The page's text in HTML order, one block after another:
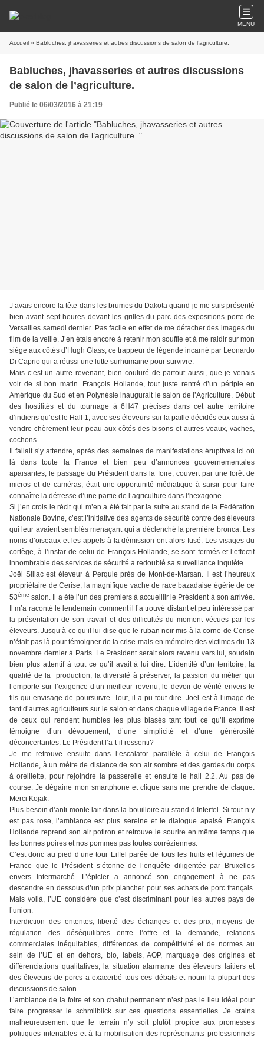
MENU
Accueil » Babluches, jhavasseries et autres discussions de salon de l’agriculture.
Babluches, jhavasseries et autres discussions
de salon de l’agriculture.
Publié le 06/03/2016 à 21:19
J’avais encore la tête dans les brumes du Dakota quand je me suis présenté
bien avant sept heures devant les grilles du parc des expositions porte de
Versailles samedi dernier. Pas facile en effet de me détacher des images du
film de la veille. J’en étais encore à retenir mon souffle et à me raidir sur mon
siège aux côtés d’Hugh Glass, ce trappeur de légende incarné par Leonardo
Di Caprio qui a réussi une lutte surhumaine pour survivre.
Mais c’est un autre revenant, bien couturé de partout aussi, que je venais
voir de si bon matin. François Hollande, tout juste rentré d’un périple en
Amérique du Sud et en Polynésie inaugurait le salon de l’Agriculture. Début
des hostilités et du tournage à 6H47 précises dans cet autre territoire
d’indiens qu’est le Hall 1, avec ses éleveurs sur la paille décidés eux aussi à
vendre chèrement leur peau aux côtés des bisons et autres veaux, vaches,
cochons.
Il fallait s’y attendre, après des semaines de manifestations éruptives ici où
là dans toute la France et bien peu d’annonces gouvernementales
apaisantes, le passage du Président dans la foire, couvert par une forêt de
micros et de caméras, était une opportunité médiatique à saisir pour faire
connaître la détresse d’une partie de l’agriculture dans l’hexagone.
Si j’en crois le récit qui m’en a été fait par la suite au stand de la Fédération
Nationale Bovine, c’est l’initiative des agents de sécurité contre des éleveurs
qui leur avaient semblés menaçant qui a déclenché la première bronca. Les
noms d’oiseaux et les appels à la démission ont alors fusé. Les visages du
cortège, à l’instar de celui de François Hollande, se sont fermés et l’effectif
innombrable des services de sécurité a redoublé sa surveillance inquiète.
Joël Sillac est éleveur à Perquie près de Mont-de-Marsan. Il est l’heureux
propriétaire de Cerise, la magnifique vache de race bazadaise égérie de ce
53ème salon. Il a été l’un des premiers à accueillir le Président à son arrivée.
Il m’a raconté le lendemain comment il l’a trouvé distant et peu intéressé par
la présentation de son travail et des difficultés du moment vécues par les
éleveurs. Jusqu’à ce qu’il lui dise que le ruban noir mis à la corne de Cerise
n’était pas là pour témoigner de la crise mais en mémoire des victimes du 13
novembre dernier à Paris. Le Président serait alors revenu vers lui, soudain
bien plus attentif à tout ce qu’il avait à lui dire. L’identité d’un territoire, la
qualité de la production, la diversité à préserver, la passion du métier qui
l’emporte sur l’exigence d’un meilleur revenu, le devoir de vérité envers le
fils qui envisage de poursuivre. Tout, il a pu tout dire. Joël est à l’image de
tant d’autres agriculteurs sur le salon et dans chaque village de France. Il est
de ceux qui rendent humbles les plus blasés tant tout ce qu’il exprime
témoigne d’un dévouement, d’une simplicité et d’une générosité
déconcertantes. Le Président l’a-t-il ressenti?
Je me retrouve ensuite dans l’escalator parallèle à celui de François
Hollande, à un mètre de distance de son air sombre et des gardes du corps
à oreillette, pour rejoindre la passerelle et ensuite le hall 2.2. Au pas de
course. Je dégaine mon smartphone et clique sans me prendre de claque.
Merci Kojak.
Plus besoin d’anti monte lait dans la bouilloire au stand d’Interfel. Si tout n’y
est pas rose, l’ambiance est plus sereine et le dialogue apaisé. François
Hollande reprend son air potiron et retrouve le sourire en même temps que
les bonnes poires et nos pommes pas toutes corréziennes.
C’est donc au pied d’une tour Eiffel parée de tous les fruits et légumes de
France que le Président s’étonne de l’enquête diligentée par Bruxelles
envers Intermarché. L’épicier a annoncé son engagement à ne pas
descendre en dessous d’un prix plancher pour ses achats de porc français.
Mais voilà, l’UE considère que c’est discriminant pour les autres pays de
l’union.
Interdiction des ententes, liberté des échanges et des prix, moyens de
régulation des déséquilibres entre l’offre et la demande, relations
commerciales inéquitables, différences de compétitivité et de normes au
sein de l’UE et en dehors, bio, labels, AOP, marquage des origines et
différenciations qualitatives, la situation alarmante des éleveurs laitiers et
des éleveurs de porcs a exacerbé tous ces débats et nourri la plupart des
discussions de salon.
L’ambiance de la foire et son chahut permanent n’est pas le lieu idéal pour
faire progresser le schmilblick sur ces questions essentielles. Je crains
malheureusement que le terrain n’y soit plutôt propice aux promesses
politiques intenables et à la mobilisation des représentants professionnels